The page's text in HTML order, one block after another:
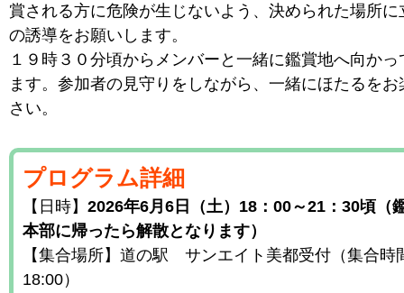
賞される方に危険が生じないよう、決められた場所に
の誘導をお願いします。
１９時３０分頃からメンバーと一緒に鑑賞地へ向か
ます。参加者の見守りをしながら、一緒にほたるをお
さい。
プログラム詳細
【日時】 2026年6月6日（土）18：00～21：30頃（
本部に帰ったら解散となります）
【集合場所】道の駅 サンエイト美都受付（集合時
18:00）